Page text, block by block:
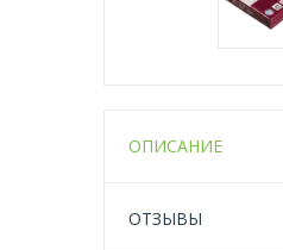
ОПИСАНИЕ
ОТЗЫВЫ